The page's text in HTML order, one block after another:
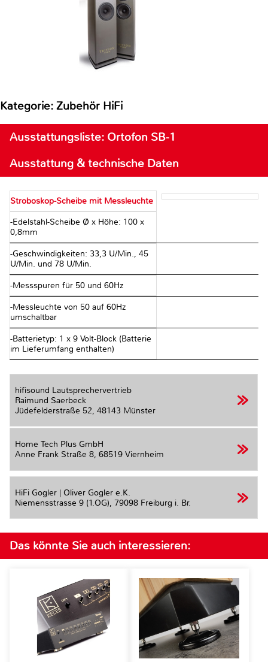
Kategorie: Zubehör HiFi
Ausstattungsliste: Ortofon SB-1
Ausstattung & technische Daten
Stroboskop-Scheibe mit Messleuchte
-Edelstahl-Scheibe Ø x Höhe: 100 x
0,8mm
-Geschwindigkeiten: 33,3 U/Min., 45
U/Min. und 78 U/Min.
-Messspuren für 50 und 60Hz
-Messleuchte von 50 auf 60Hz
umschaltbar
-Batterietyp: 1 x 9 Volt-Block (Batterie
im Lieferumfang enthalten)
hifisound Lautsprechervertrieb
Raimund Saerbeck
Jüdefelderstraße 52, 48143 Münster
Home Tech Plus GmbH
Anne Frank Straße 8, 68519 Viernheim
HiFi Gogler | Oliver Gogler e.K.
Niemensstrasse 9 (1.OG), 79098 Freiburg i. Br.
Das könnte Sie auch interessieren: